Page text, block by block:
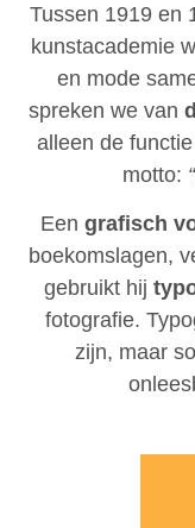
Tussen 1919 en
kunstacademie
en mode
spreken we van
alleen de
motto:
Een grafisch
boekomslagen,
gebruikt hij
fotografie.
zijn, maar